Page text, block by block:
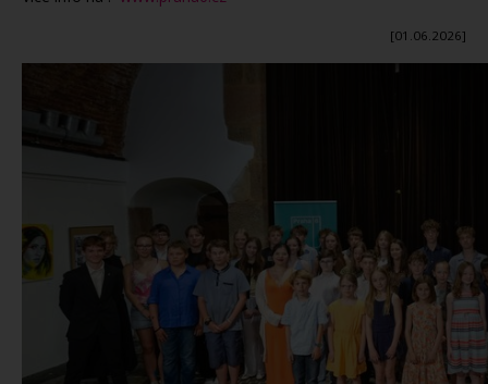
[01.06.2026]